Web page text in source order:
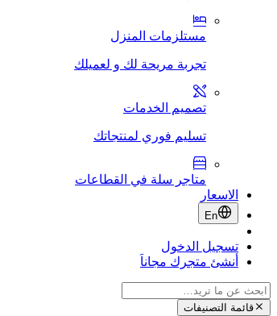
مستلزمات المنزل
تجربة مريحة لك و لعميلك
تصميم الخدمات
تسليم فوري لمنتجاتك
متاجر سلة في القطاعات
الاسعار
En
تسجيل الدخول
أنشئ متجرك مجاناَ
قائمة التصنيفات